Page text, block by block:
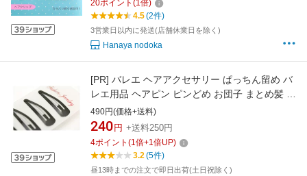
20ポイント (1倍)
4.5(2件)
3営業日以内に発送(店舗休業日を除く)
Hanaya nodoka
[PR] バレエ ヘアアクセサリー ぱっちん留め バ
レエ用品 ヘアピン ピンどめ お団子 まとめ髪 髪
上げ ヘアセット ヘアアレンジ 雑貨 小物 子供
子ども ジュニア 大人 通販 イーバレリーナ
490円(価格+送料)
240 円 +送料250円
4ポイント (1倍+1倍UP)
3.2(5件)
昼13時までの注文で即日出荷(土日祝除く)